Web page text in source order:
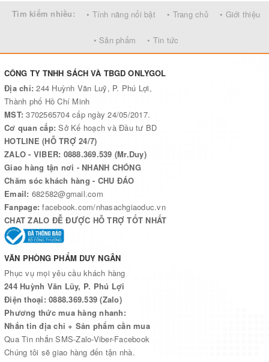
Tìm kiếm nhiều: • Tính năng nổi bật • Trang chủ • Giới thiệu
• Sản phẩm • Tin tức
CÔNG TY TNHH SÁCH VÀ TBGD ONLYGOL
Địa chỉ:244 Huỳnh Văn Luỹ, P. Phú Lợi,
Thành phố Hồ Chí Minh
MST:3702565704 cấp ngày 24/05/2017.
Cơ quan cấp:Sở Kế hoạch và Đầu tư BD
HOTLINE (HỖ TRỢ 24/7)
ZALO - VIBER: 0888.369.539 (Mr.Duy)
Giao hàng tận nơi - NHANH CHÓNG
Chăm sóc khách hàng - CHU ĐÁO
Email: 682582@gmail.com
Fanpage:facebook.com/nhasachgiaoduc.vn
CHAT ZALO ĐỄ ĐƯỢC HỖ TRỢ TỐT NHẤT
VĂN PHÒNG PHẨM DUY NGÂN
Phục vụ mọi yêu cầu khách hàng
244 Huỳnh Văn Lũy, P. Phú Lợi
Điện thoại: 0888.369.539 (Zalo)
Phương thức mua hàng nhanh:
Nhắn tin địa chỉ + Sản phẩm cần mua
Qua Tin nhắn SMS-Zalo-Viber-Facebook
Chúng tôi sẽ giao hàng đến tận nhà.